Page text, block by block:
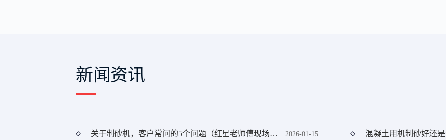
新闻资讯
关于制砂机，客户常问的5个问题（红星老师傅现场解答） 2026-01-15 混凝土用机制砂好还